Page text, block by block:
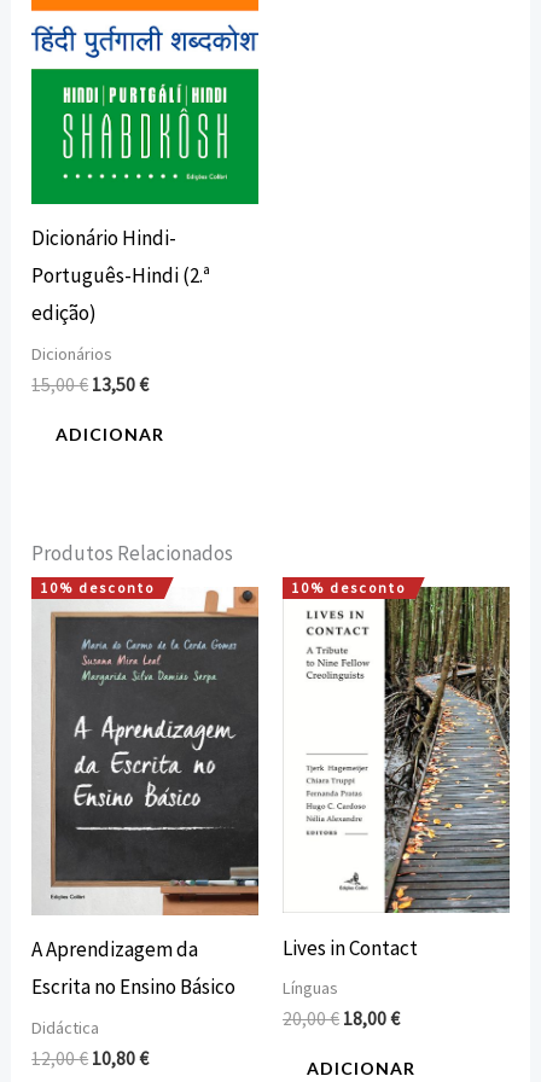
Dicionário Hindi-
Português-Hindi (2.ª
edição)
Dicionários
15,00€ 13,50€
ADICIONAR
Produtos Relacionados
10% desconto
A Aprendizagem da
Escrita no Ensino Básico
Didáctica
12,00€
O
preço
original
era:
12,00 €.
10,80€
O
preço
atual
é:
10,80 €.
10% desconto
Lives in Contact
Línguas
20,00€
O
preço
original
era:
20,00 €.
18,00€
O
preço
atual
é:
18,00 €.
ADICIONAR